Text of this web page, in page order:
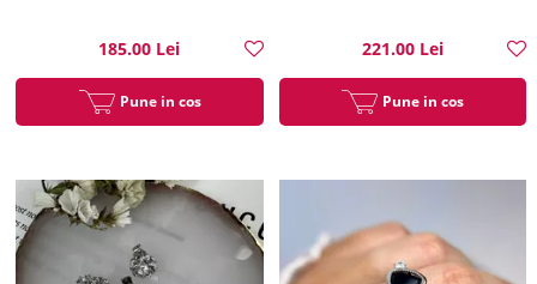
185.00 Lei
Pune in cos
221.00 Lei
Pune in cos